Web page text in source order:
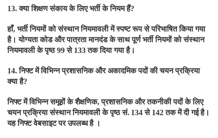
13.क्या शिक्षण संकाय के लिए भर्ती के नियम हैं?
हाँ, भर्ती नियमों को संस्थान नियमावली में स्पष्ट रूप से परिभाषित किया गया
है। योग्यता कोड और पात्रता मानदंड के साथ पूर्ण भर्ती नियमों को संस्थान
नियमावली के पृष्ठ99से 133तक दिया गया है।
14.निफ्ट में विभिन्न प्रशासनिक और अकादमिक पदों की चयन प्रक्रिया
क्या है?
निफ्ट में विभिन्न समूहों के शैक्षणिक,प्रशासनिक और तकनीकी पदों के लिए
चयन प्रक्रिया संस्थान नियमावली के पृष्ठ सं. 134से 142तक में दी गई है।
यह निफ्ट वेबसाइट पर उपलब्ध है ।